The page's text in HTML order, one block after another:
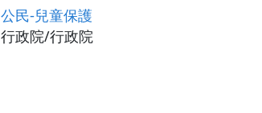
公民-兒童保護
行政院/行政院